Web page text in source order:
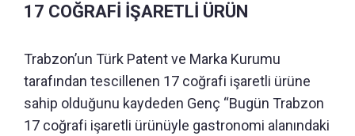
17 COĞRAFİ İŞARETLİ ÜRÜN
Trabzon’un Türk Patent ve Marka Kurumu
tarafından tescillenen 17 coğrafi işaretli ürüne
sahip olduğunu kaydeden Genç “Bugün Trabzon
17 coğrafi işaretli ürünüyle gastronomi alanındaki